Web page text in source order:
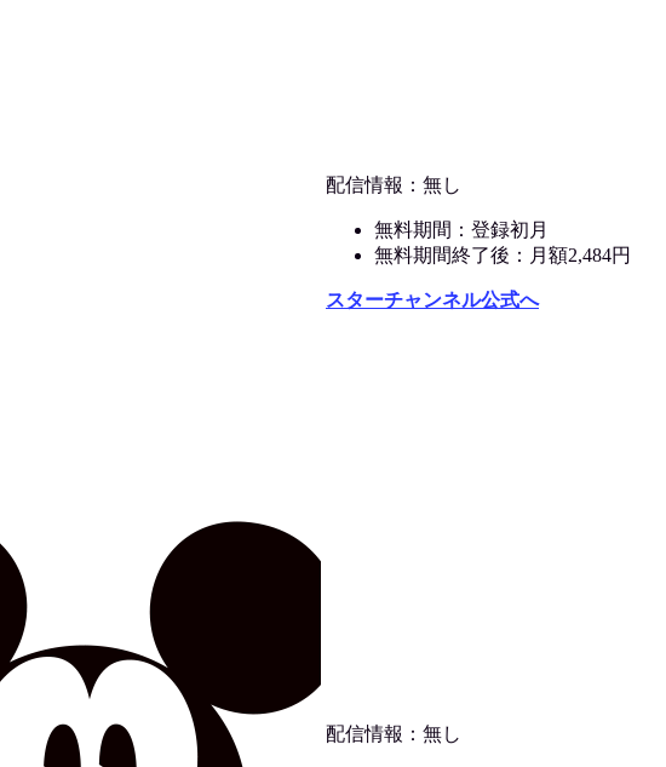
配信情報：無し
無料期間：登録初月
無料期間終了後：月額2,484円
スターチャンネル公式へ
配信情報：無し